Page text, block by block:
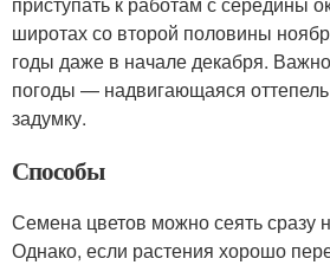
широтах со второй половины
годы даже в начале декабря. Важно
погоды — надвигающаяся
задумку.
Способы
Семена цветов можно сеять сразу
Однако, если растения хорошо